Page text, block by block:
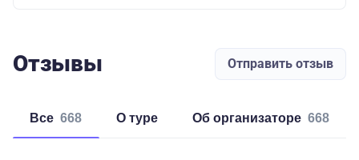
Отзывы Отправить отзыв
Все 668 о туре об организаторе 668